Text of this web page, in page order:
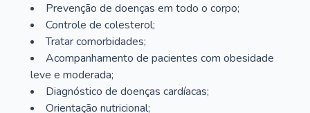
Prevenção de doenças em todo o corpo;
Controle de colesterol;
Tratar comorbidades;
Acompanhamento de pacientes com obesidade
leve e moderada;
Diagnóstico de doenças cardíacas;
Orientação nutricional;